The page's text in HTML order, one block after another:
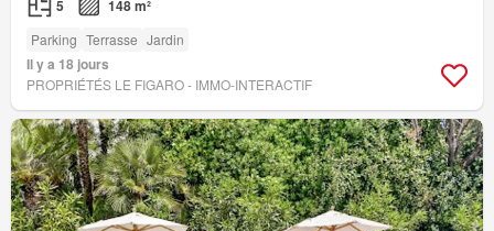
5 148 m²
Parking Terrasse Jardin
Il y a 18 jours
PROPRIÉTÉS LE FIGARO - IMMO-INTERACTIF